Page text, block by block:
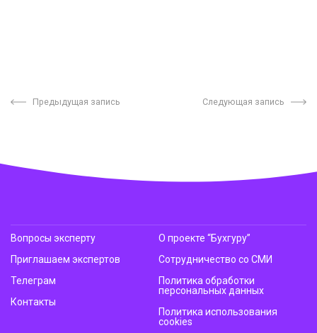
Предыдущая запись Следующая запись
Вопросы эксперту
Приглашаем экспертов
Телеграм
Контакты
О проекте “Бухгуру”
Сотрудничество со СМИ
Политика обработки
персональных данных
Политика использования
cookies